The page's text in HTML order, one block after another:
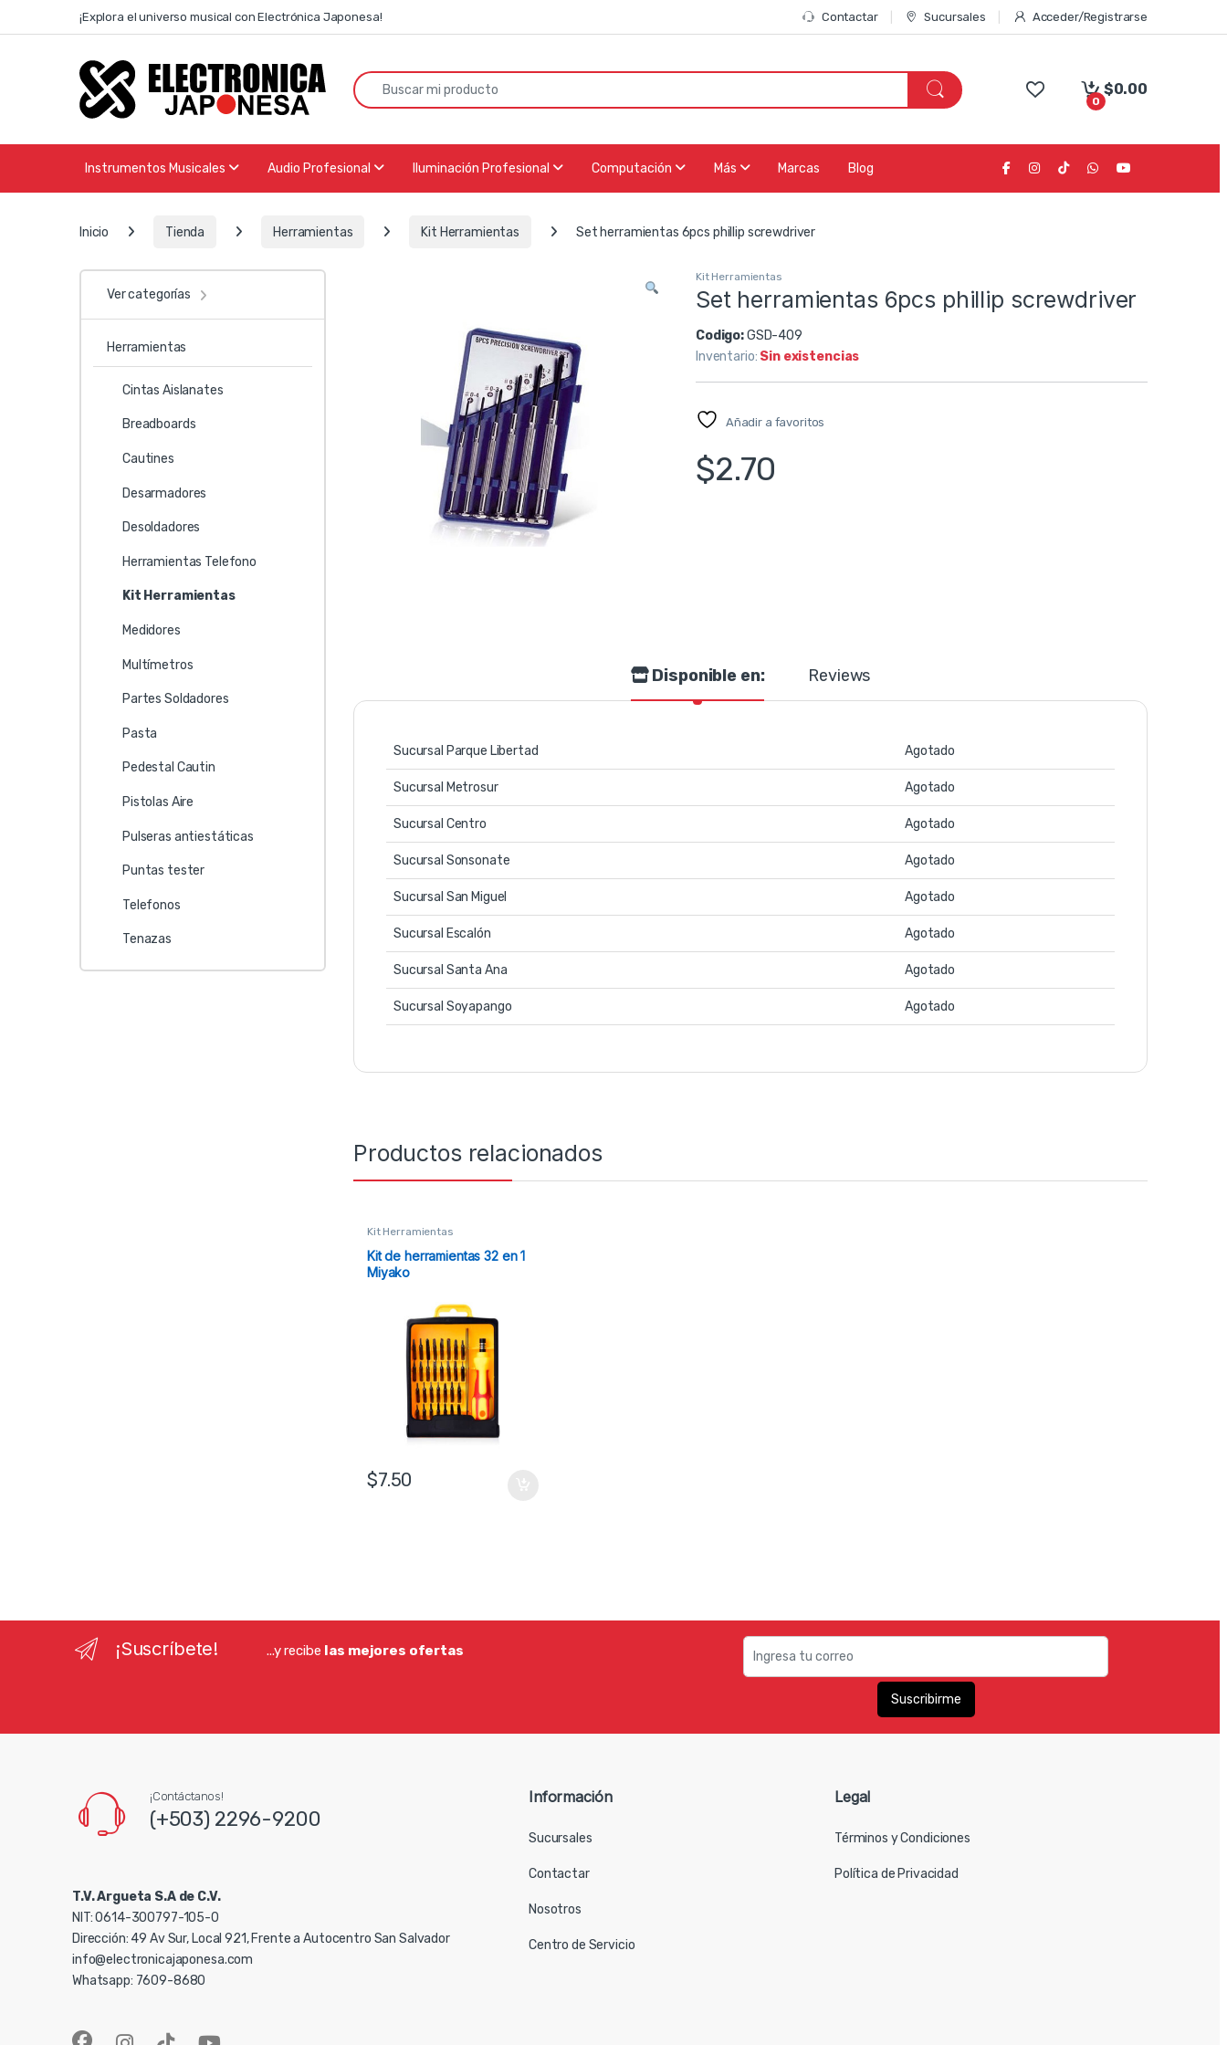
Skip to navigation
Skip to content¡Explora el universo musical con Electrónica Japonesa! Contactar Sucursales Acceder/Registrarse
Search for:
0
$0.00
Instrumentos Musicales Audio Profesional Iluminación Profesional Computación Más Marcas Blog
Inicio Tienda Herramientas Kit Herramientas Set herramientas 6pcs phillip screwdriver
Kit Herramientas
Set herramientas 6pcs phillip screwdriver
Codigo:GSD-409
Inventario: Sin existencias
Añadir a favoritos
$2.70
Disponible en: Reviews
Sucursal Parque Libertad Agotado
Sucursal Metrosur Agotado
Sucursal Centro Agotado
Sucursal Sonsonate Agotado
Sucursal San Miguel Agotado
Sucursal Escalón Agotado
Sucursal Santa Ana Agotado
Sucursal Soyapango Agotado
Productos relacionados
Kit Herramientas
Kit de herramientas 32 en 1
Miyako
$7.50
Ver categorías
Herramientas
Cintas Aislanates
Breadboards
Cautines
Desarmadores
Desoldadores
Herramientas Telefono
Kit Herramientas
Medidores
Multímetros
Partes Soldadores
Pasta
Pedestal Cautin
Pistolas Aire
Pulseras antiestáticas
Puntas tester
Telefonos
Tenazas
¡Suscríbete! ...y recibe las mejores ofertas
¡Contáctanos!
(+503) 2296-9200
T.V. Argueta S.A de C.V.
NIT: 0614-300797-105-0
Dirección: 49 Av Sur, Local 921, Frente a Autocentro San Salvador
info@electronicajaponesa.com
Whatsapp: 7609-8680
Información
Sucursales
Contactar
Nosotros
Centro de Servicio
Legal
Términos y Condiciones
Política de Privacidad